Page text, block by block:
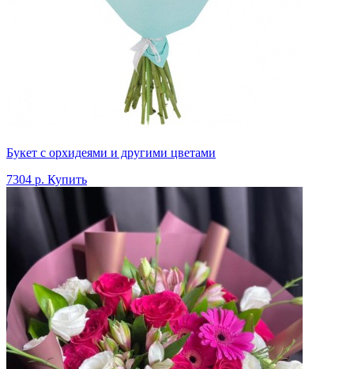
Букет с орхидеями и другими цветами
7304 р. Купить